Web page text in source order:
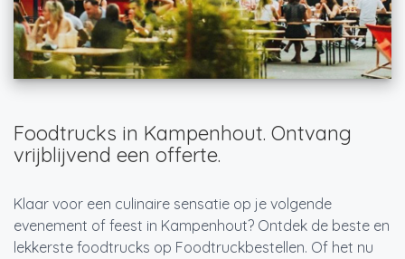
Foodtrucks in Kampenhout. Ontvang
vrijblijvend een offerte.
Klaar voor een culinaire sensatie op je volgende
evenement of feest in Kampenhout? Ontdek de beste en
lekkerste foodtrucks op Foodtruckbestellen. Of het nu